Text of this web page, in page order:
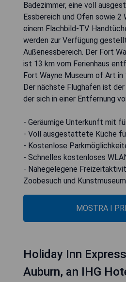
Badezimmer, eine voll
Essbereich und Ofen sowie 2
einem Flachbild-TV.
werden zur Verfügung
Außenessbereich. Der Fort
ist 13 km vom Ferienhaus
Fort Wayne Museum of Art
Der nächste Flughafen ist
der sich in einer Entfernung
- Geräumige Unterkunft mit
- Voll ausgestattete Küche
- Kostenlose
- Schnelles kostenloses
- Nahegelegene
Zoobesuch und Kunstmuseum
MOSTRA I
Holiday Inn
Auburn, an IHG